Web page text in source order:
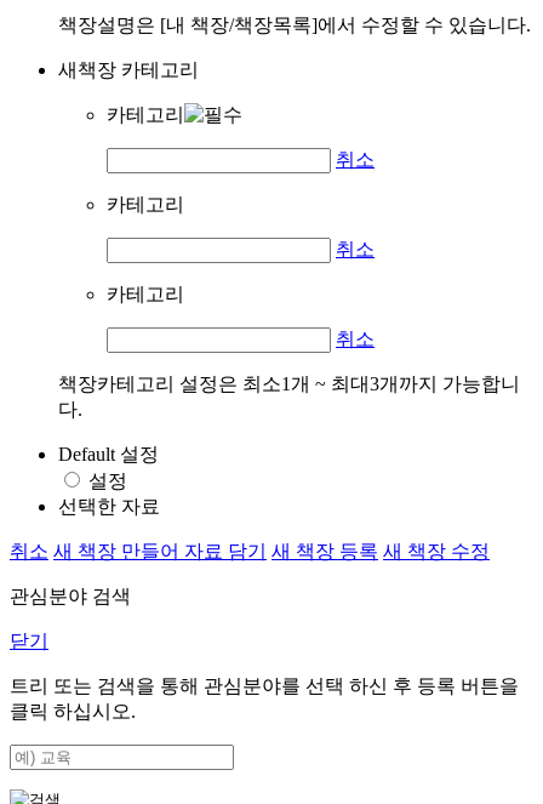
책장설명은 [내 책장/책장목록]에서 수정할 수 있습니다.
새책장 카테고리
카테고리
취소
카테고리
취소
카테고리
취소
책장카테고리 설정은 최소1개 ~ 최대3개까지 가능합니
다.
Default 설정
설정
선택한 자료
취소 새 책장 만들어 자료 담기 새 책장 등록 새 책장 수정
관심분야 검색
닫기
트리 또는 검색을 통해 관심분야를 선택 하신 후 등록 버튼을
클릭 하십시오.